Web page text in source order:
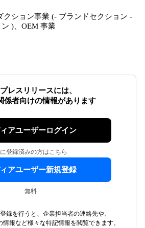
クション事業 (- ブランドセクション -
)、OEM 事業
レスリリースには、
係者向けの情報があります
アユーザーログイン
登録済みの方はこちら
アユーザー新規登録
無料
録を行うと、企業担当者の連絡先や、
報など様々な特記情報を閲覧できます。